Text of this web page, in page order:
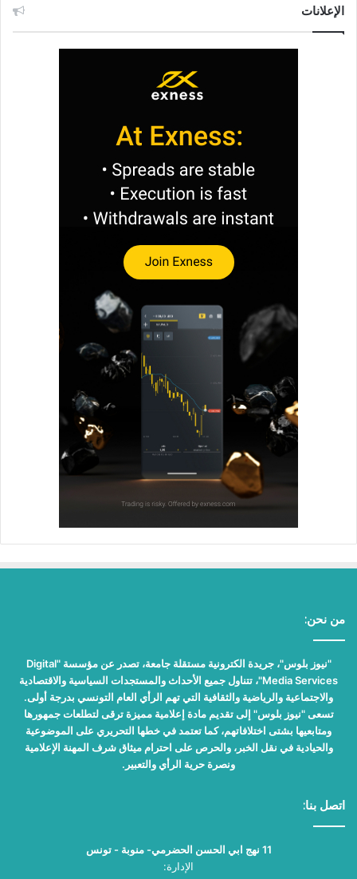
الإعلانات
من نحن:
"نيوز بلوس"، جريدة الكترونية مستقلة جامعة، تصدر عن مؤسسة "Digital
Media Services"، تتناول جميع الأحداث والمستجدات السياسية والاقتصادية
والاجتماعية والرياضية والثقافية التي تهم الرأي العام التونسي بدرجة أولى.
تسعى "نيوز بلوس" إلى تقديم مادة إعلامية مميزة ترقى لتطلعات جمهورها
ومتابعيها بشتى اختلافاتهم، كما تعتمد في خطها التحريري على الموضوعية
والحيادية في نقل الخبر، والحرص على احترام ميثاق شرف المهنة الإعلامية
ونصرة حرية الرأي والتعبير.
اتصل بنا:
11 نهج ابي الحسن الحضرمي- منوبة - تونس
الإدارة: